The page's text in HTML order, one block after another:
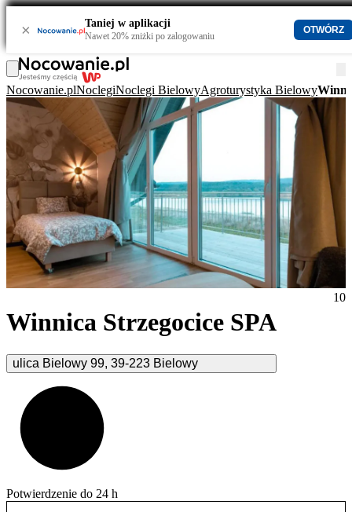
× Taniej w aplikacji
Nawet 20% zniżki po zalogowaniu
OTWÓRZ
Nocowanie.plNoclegiNoclegi BielowyAgroturystyka Bielowy
Winnica Strzegocice SPA
ulica Bielowy 99, 39-223 Bielowy
10
Potwierdzenie do 24 h